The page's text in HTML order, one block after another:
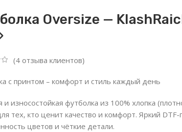
Oversize —
(4отзыва клиентов)
с принтом – комфорт и стиль каждый день
и износостойкая футболка из 100% хлопка
тех, кто ценит качество и комфорт. Яркий DTF-
цветов и чёткие детали.